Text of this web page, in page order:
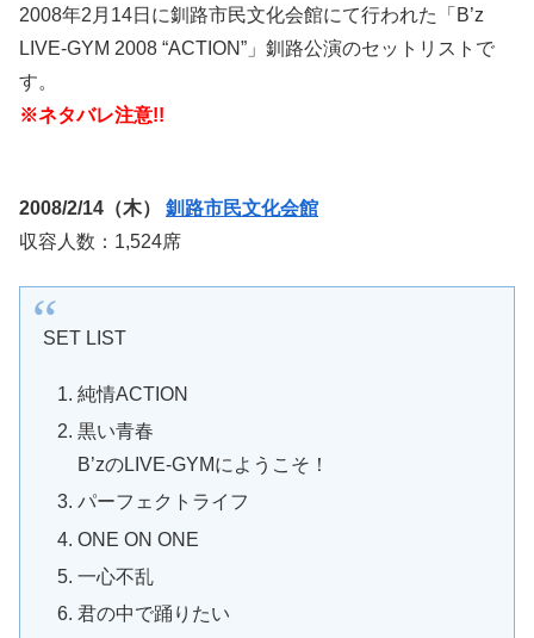
2008年2月14日に釧路市民文化会館にて行われた「B’z
LIVE-GYM 2008 “ACTION”」釧路公演のセットリストで
す。
※ネタバレ注意!!
2008/2/14（木） 釧路市民文化会館
収容人数：1,524席
SET LIST
純情ACTION
黒い青春
B’zのLIVE-GYMにようこそ！
パーフェクトライフ
ONE ON ONE
一心不乱
君の中で踊りたい